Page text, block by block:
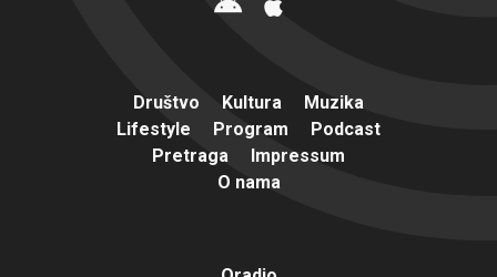
Društvo Kultura
Muzika
Lifestyle
Program
Podcast
Pretraga
Impressum
O nama